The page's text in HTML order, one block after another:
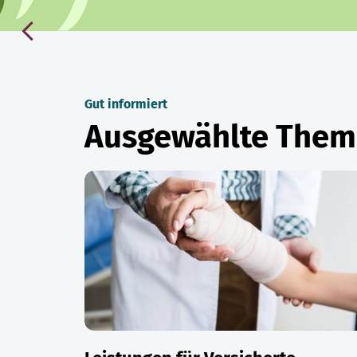
Gut informiert
Ausgewählte